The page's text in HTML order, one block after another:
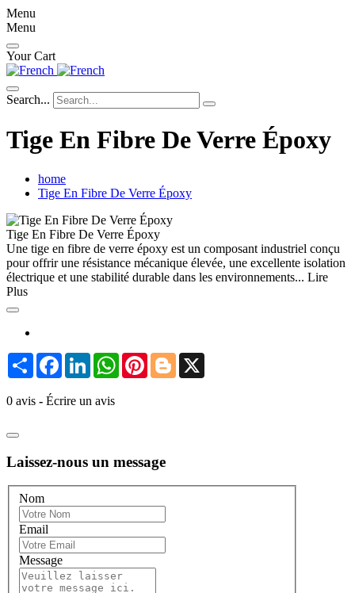
Menu
Menu
Your Cart
Search...
Tige En Fibre De Verre Époxy
home
Tige En Fibre De Verre Époxy
Tige En Fibre De Verre Époxy
Une tige en fibre de verre époxy est un composant industriel conçu
pour offrir une résistance mécanique élevée, une excellente isolation
électrique et une stabilité durable dans les environnements... Lire
Plus
Share FacebookLinkedInWhatsAppPinterestBlogger
0 avis - Écrire un avis
Laissez-nous un message
Nom
Email
Message